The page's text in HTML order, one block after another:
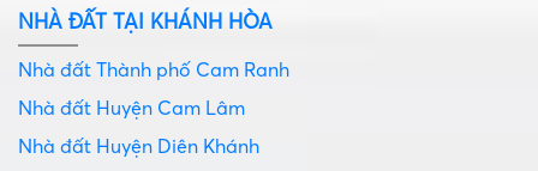
NHÀ ĐẤT TẠI KHÁNH HÒA
Nhà đất Thành phố Cam Ranh
Nhà đất Huyện Cam Lâm
Nhà đất Huyện Diên Khánh